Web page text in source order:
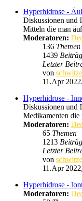
Hyperhidrose -
Diskussionen und
Mitteln die man
Moderatoren:
136 Themen
1439
Letzter
von
11.Apr
Hyperhidrose -
Diskussionen und
Medikamenten die
Moderatoren:
65 Themen
1213
Letzter
von
11.Apr
Hyperhidrose -
Moderatoren: